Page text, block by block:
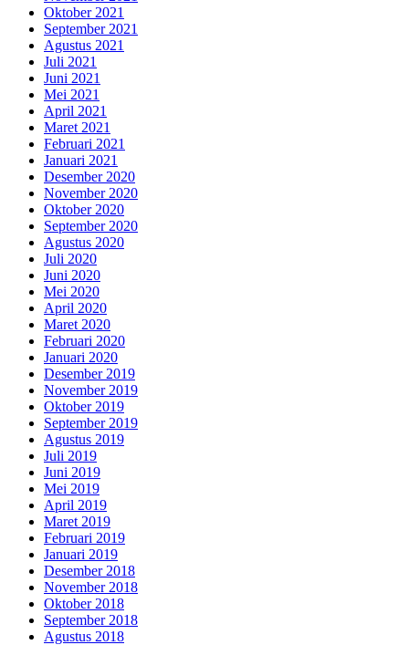
Oktober 2021
September 2021
Agustus 2021
Juli 2021
Juni 2021
Mei 2021
April 2021
Maret 2021
Februari 2021
Januari 2021
Desember 2020
November 2020
Oktober 2020
September 2020
Agustus 2020
Juli 2020
Juni 2020
Mei 2020
April 2020
Maret 2020
Februari 2020
Januari 2020
Desember 2019
November 2019
Oktober 2019
September 2019
Agustus 2019
Juli 2019
Juni 2019
Mei 2019
April 2019
Maret 2019
Februari 2019
Januari 2019
Desember 2018
November 2018
Oktober 2018
September 2018
Agustus 2018